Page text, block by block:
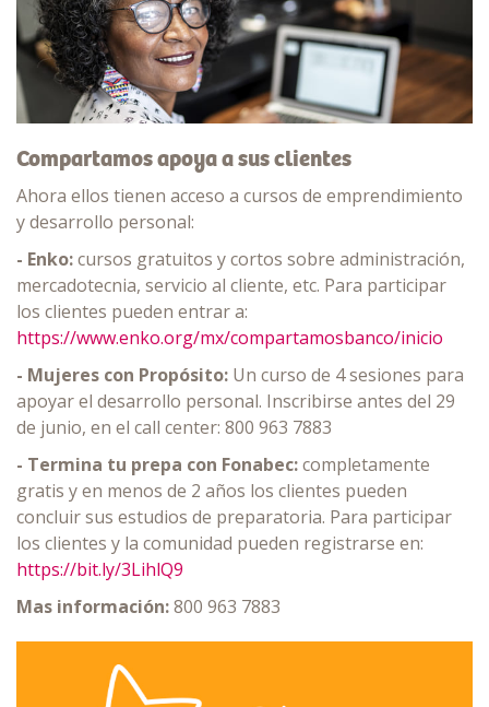
Compartamos apoya a sus clientes
Ahora ellos tienen acceso a cursos de emprendimiento
y desarrollo personal:
- Enko:cursos gratuitos y cortos sobre administración,
mercadotecnia, servicio al cliente, etc. Para participar
los clientes pueden entrar a:
https://www.enko.org/mx/compartamosbanco/inicio
- Mujeres con Propósito: Un curso de 4 sesiones para
apoyar el desarrollo personal. Inscribirse antes del 29
de junio, en el call center: 800 963 7883
- Termina tu prepa con Fonabec:completamente
gratis y en menos de 2 años los clientes pueden
concluir sus estudios de preparatoria. Para participar
los clientes y la comunidad pueden registrarse en:
https://bit.ly/3LihlQ9
Mas información:800 963 7883